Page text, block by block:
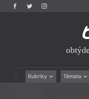
Rubriky Témata